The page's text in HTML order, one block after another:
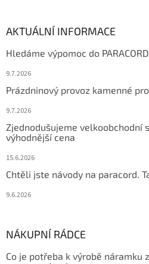
AKTUÁLNÍ INFORMACE
Hledáme výpomoc do
9.7.2026
Prázdninový provoz kamenné
9.7.2026
Zjednodušujeme velkoobchodní
výhodnější cena
15.6.2026
Chtěli jste návody na paracord.
9.6.2026
NÁKUPNÍ RÁDCE
Co je potřeba k výrobě náramku